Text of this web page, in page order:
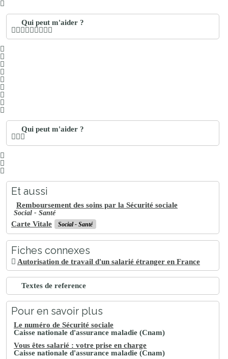
Qui peut m'aider ?
Qui peut m'aider ?
Et aussi
Remboursement des soins par la Sécurité sociale
Social - Santé
Carte Vitale Social - Santé
Fiches connexes
Autorisation de travail d'un salarié étranger en France
Textes de reference
Pour en savoir plus
Le numéro de Sécurité sociale
Caisse nationale d'assurance maladie (Cnam)
Vous êtes salarié : votre prise en charge
Caisse nationale d'assurance maladie (Cnam)